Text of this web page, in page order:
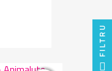
FILTRU